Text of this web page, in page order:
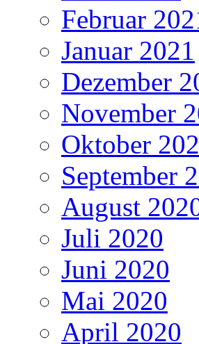
Februar
Januar 2021
Dezember
November
Oktober
September
August
Juli 2020
Juni 2020
Mai 2020
April 2020